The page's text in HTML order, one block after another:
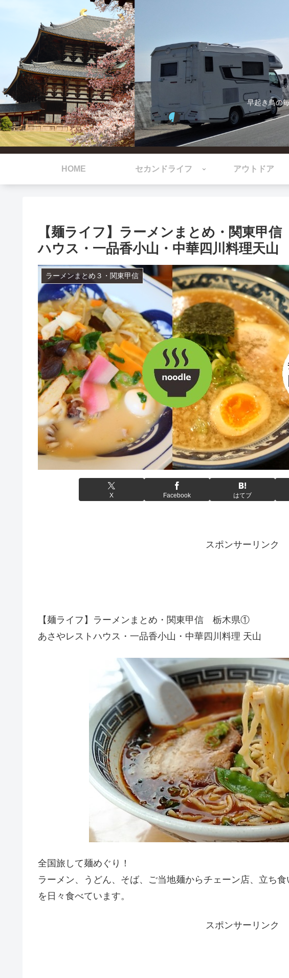
早起き鳥の
HOME セカンドライフ アウトドア
【麺ライフ】ラーメンまとめ・関東
ハウス・一品香小山・中華四川料理天山
ラーメンまとめ３・関東甲信
X Facebook はてブ
スポンサーリンク
【麺ライフ】ラーメンまとめ・関東甲信 栃木県①
あさやレストハウス・一品香小山・中華四川料理 天山
全国旅して麺めぐり！
ラーメン、うどん、そば、ご当地麺からチェーン店、立ち
を日々食べています。
スポンサーリンク